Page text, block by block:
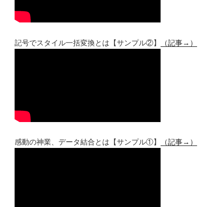
記号でスタイル一括変換とは【サンプル②】 （記事→）
感動の神業、データ結合とは【サンプル①】 （記事→）